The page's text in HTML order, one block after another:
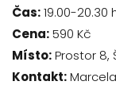
Čas:19.00-20.30
Cena:590 Kč
Místo:Prostor 8,
Kontakt: